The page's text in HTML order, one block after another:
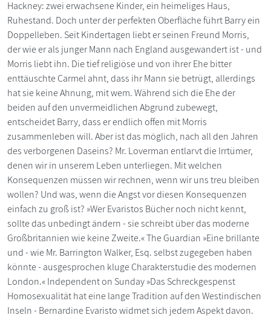
Hackney: zwei erwachsene Kinder, ein heimeliges Haus,
Ruhestand. Doch unter der perfekten Oberfläche führt Barry ein
Doppelleben. Seit Kindertagen liebt er seinen Freund Morris,
der wie er als junger Mann nach England ausgewandert ist - und
Morris liebt ihn. Die tief religiöse und von ihrer Ehe bitter
enttäuschte Carmel ahnt, dass ihr Mann sie betrügt, allerdings
hat sie keine Ahnung, mit wem. Während sich die Ehe der
beiden auf den unvermeidlichen Abgrund zubewegt,
entscheidet Barry, dass er endlich offen mit Morris
zusammenleben will. Aber ist das möglich, nach all den Jahren
des verborgenen Daseins? Mr. Loverman entlarvt die Irrtümer,
denen wir in unserem Leben unterliegen. Mit welchen
Konsequenzen müssen wir rechnen, wenn wir uns treu bleiben
wollen? Und was, wenn die Angst vor diesen Konsequenzen
einfach zu groß ist? »Wer Evaristos Bücher noch nicht kennt,
sollte das unbedingt ändern - sie schreibt über das moderne
Großbritannien wie keine Zweite.« The Guardian »Eine brillante
und - wie Mr. Barrington Walker, Esq. selbst zugegeben haben
könnte - ausgesprochen kluge Charakterstudie des modernen
London.« Independent on Sunday »Das Schreckgespenst
Homosexualität hat eine lange Tradition auf den Westindischen
Inseln - Bernardine Evaristo widmet sich jedem Aspekt davon.